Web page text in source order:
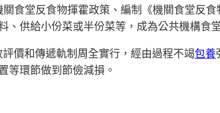
食堂反食物揮霍政策、編制《機關食堂反食
、供給小份菜或半份菜等，成為公共機構食
價和傳遞軌制周全實行，經由過程不竭包養
等環節做到節儉減損。